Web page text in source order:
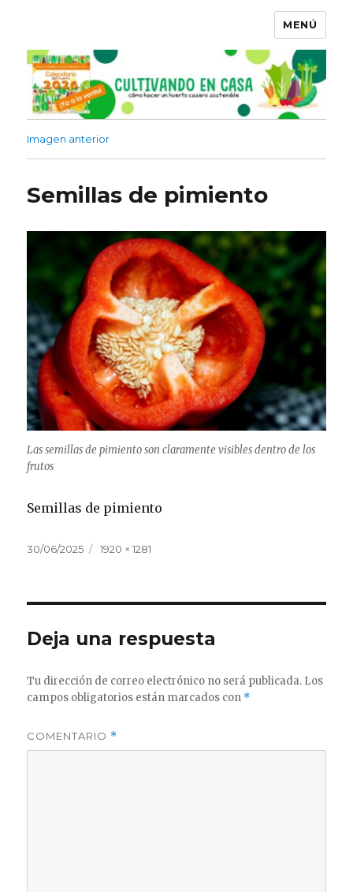
MENÚ
Imagen anterior
Semillas de pimiento
Las semillas de pimiento son claramente visibles dentro de los
frutos
Semillas de pimiento
Publicado
30/06/2025
Tamaño
1920 × 1281
Deja una respuesta
Tu dirección de correo electrónico no será publicada. Los
campos obligatorios están marcados con *
COMENTARIO *